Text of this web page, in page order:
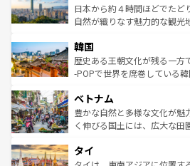
情報はコンテンツ一覧を参照
人々、おいしいローカルフー
ク、伝統的なフラダンスなど
ワイを、存分に味わってほしい。 なお、新着のハワ
はコンテンツ一覧を参照して
ク）、タスマニアの美しい原
ど、見どころがたくさん。ま
いる。アクティビティも充実
ビング、ハイキングなど、ア
い。オーストラリアの多彩な
参照してほしい。
日本から約４時間ほどでたど
自然が織りなす魅力的な観光
ン）、静ひつな山岳地帯であ
と山間の静けさが共存してお
驚きをもたらしてくれる。ま
容にもいいと評判のスイーツ
が味わえる。 なお、新着
照してほしい。
韓国
歴史ある王朝文化が残る一方
-POPで世界を席巻している
き、地方に足を延ばせば四季
できる。そして、キムチや焼
まで、さまざまな韓国料理が
リティに包まれながら、韓国
わってみてほし
ベトナム
豊かな自然と多様な文化が魅
く伸びる国土には、広大な田
急速な発展と共に伝統が息づ
ーチミン市のフランス統治時
タイ